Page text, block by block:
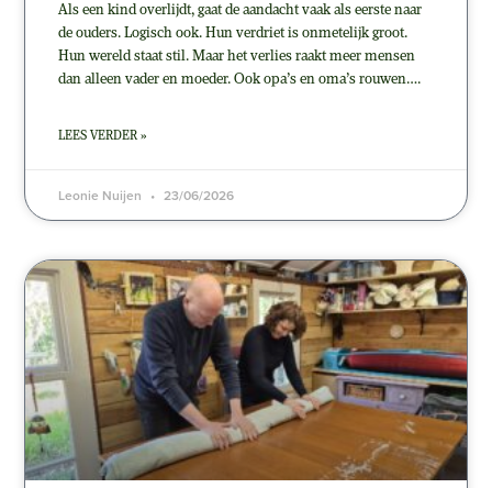
Als een kind overlijdt, gaat de aandacht vaak als eerste naar
de ouders. Logisch ook. Hun verdriet is onmetelijk groot.
Hun wereld staat stil. Maar het verlies raakt meer mensen
dan alleen vader en moeder. Ook opa’s en oma’s rouwen….
LEES VERDER »
Leonie Nuijen 23/06/2026